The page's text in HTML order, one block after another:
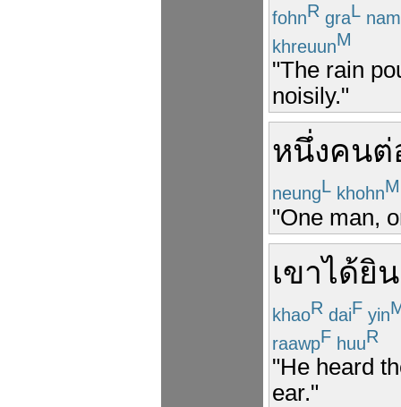
fohnR graL nam
khreuunM
"The rain
noisily."
หนึ่งคนต่
neungL khohnM
"One man,
เขาได้ยิน
khaoR daiF yin
raawpF huuR
"He heard
ear."